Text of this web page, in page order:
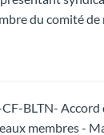
du comité
CF-BLTN-
membres -